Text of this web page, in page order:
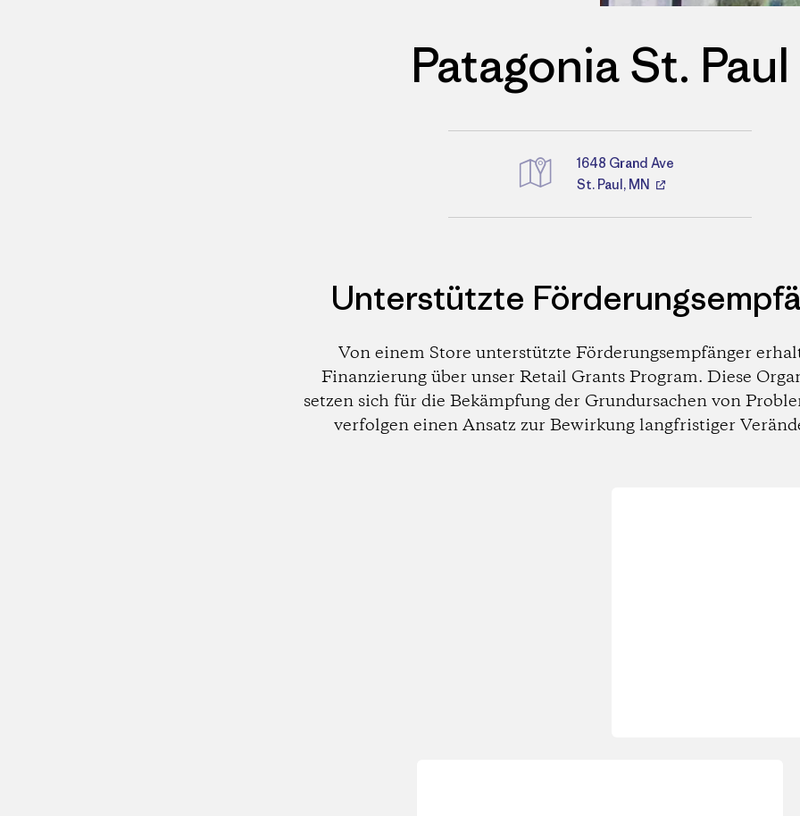
Patagonia St. Paul
Wegbeschreibungen
1648 Grand Ave
St. Paul, MN
Unterstützte
Von einem Store unterstützte Förderungsempfänger
Finanzierung über unser Retail Grants Program. Diese
setzen sich für die Bekämpfung der Grundursachen von
verfolgen einen Ansatz zur Bewirkung langfristiger